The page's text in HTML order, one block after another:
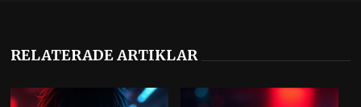
RELATERADE ARTIKLAR